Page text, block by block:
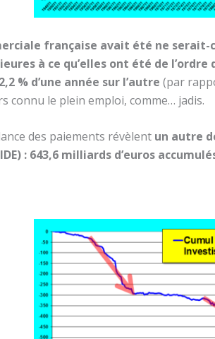
française avait été ne
à ce qu’elles ont été de
% d’une année sur l’autre (par
connu le plein emploi, comme… jadis.
des paiements révèlent un autre
: 643,6 milliards d’euros